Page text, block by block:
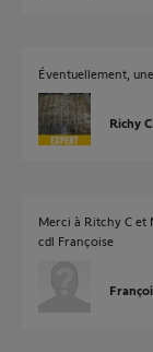
Éventuellement,
Richy C.
Merci à Ritchy C et
cdl Françoise